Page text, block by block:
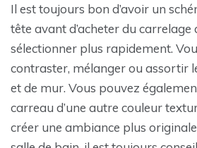
Il est toujours bon d’avoir un
tête avant d’acheter du carrelage
sélectionner plus rapidement.
contraster, mélanger ou assortir
et de mur. Vous pouvez
carreau d’une autre couleur
créer une ambiance plus